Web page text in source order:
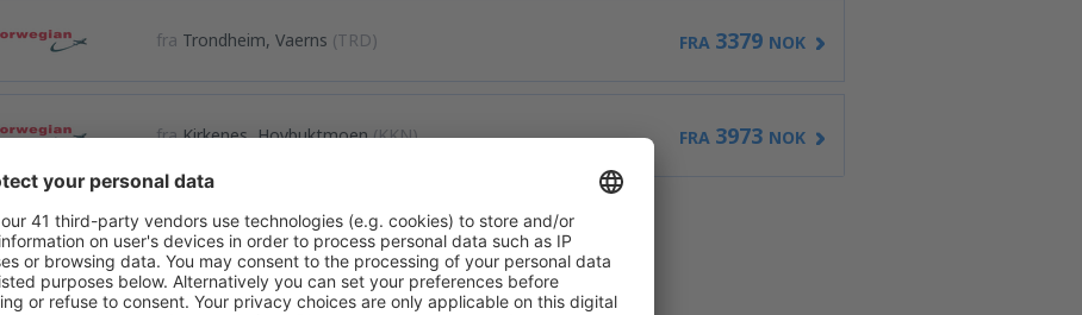
fra Trondheim, Vaerns (TRD) FRA 3379 NOK
fraKirkenes, Hoybuktmoen (KKN) FRA 3973 NOK
Vis flere tilbud